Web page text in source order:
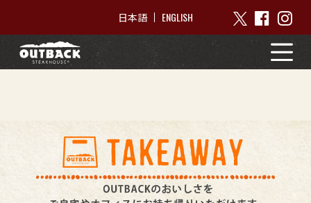
日本語 ENGLISH